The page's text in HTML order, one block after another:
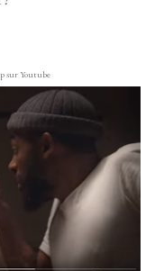
sur Youtube